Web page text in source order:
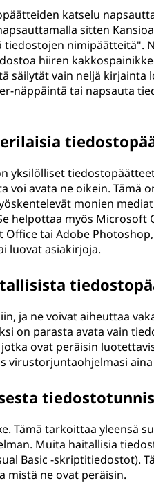
katselu
sitten
nimipäätteitä".
hiiren
säilytät vain neljä kirjainta
näppäintä tai napsauta
yksilölliset
avata ne oikein. Tämä
monien
helpottaa myös Microsoft
tai Adobe
luovat asiakirjoja.
ja ne voivat aiheuttaa
on parasta avata vain
ovat peräisin
virustorjuntaohjelmasi aina
Tämä tarkoittaa yleensä
Muita haitallisia
Basic -skriptitiedostot).
mistä ne ovat peräisin.